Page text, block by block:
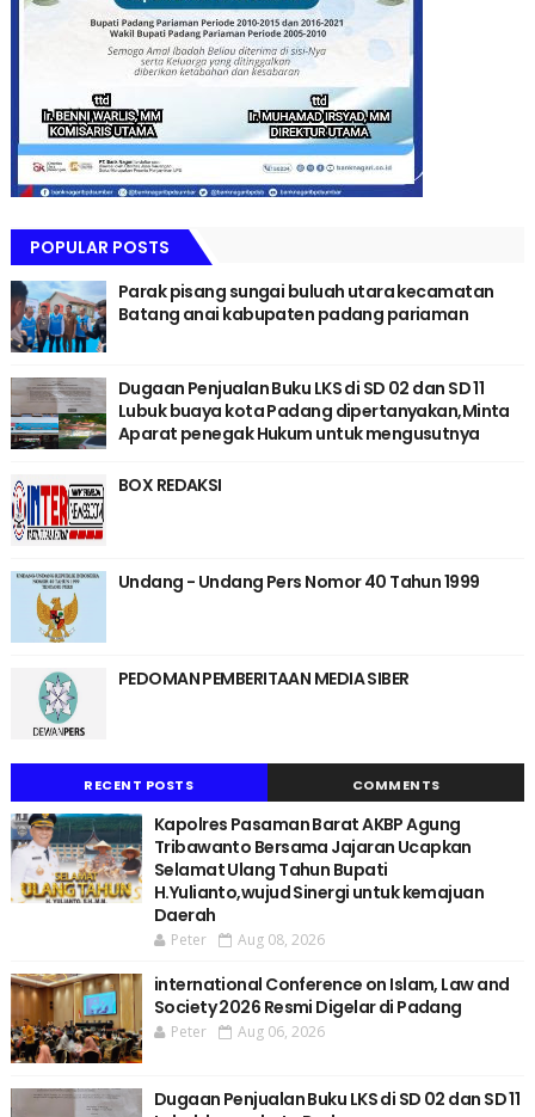
POPULAR POSTS
Parak pisang sungai buluah utara kecamatan
Batang anai kabupaten padang pariaman
Dugaan Penjualan Buku LKS di SD 02 dan SD 11
Lubuk buaya kota Padang dipertanyakan,Minta
Aparat penegak Hukum untuk mengusutnya
BOX REDAKSI
Undang - Undang Pers Nomor 40 Tahun 1999
PEDOMAN PEMBERITAAN MEDIA SIBER
RECENT POSTS COMMENTS
Kapolres Pasaman Barat AKBP Agung
Tribawanto Bersama Jajaran Ucapkan
Selamat Ulang Tahun Bupati
H.Yulianto,wujud Sinergi untuk kemajuan
Daerah
Peter Aug 08, 2026
international Conference on Islam, Law and
Society 2026 Resmi Digelar di Padang
Peter Aug 06, 2026
Dugaan Penjualan Buku LKS di SD 02 dan SD 11